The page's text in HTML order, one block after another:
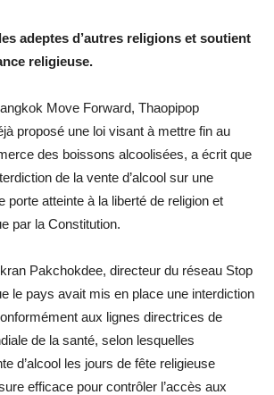
adeptes d’autres religions et soutient
religieuse.
Move Forward, Thaopipop
proposé une loi visant à mettre fin au
des boissons alcoolisées, a écrit que
de la vente d’alcool sur une
porte atteinte à la liberté de religion et
par la Constitution.
Pakchokdee, directeur du réseau Stop
le pays avait mis en place une interdiction
aux lignes directrices de
de la santé, selon lesquelles
d’alcool les jours de fête religieuse
efficace pour contrôler l’accès aux